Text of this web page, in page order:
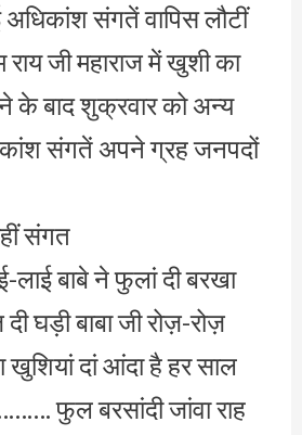
संगतें वापिस लौटीं
राय जी महाराज में खुशी का
के बाद शुक्रवार को अन्य
संगतें अपने ग्रह जनपदों
संगत
लाई बाबे ने फुलां दी बरखा
बाबा जी रोज़-रोज़
दां आंदा है हर साल
फुल बरसांदी जांवा राह